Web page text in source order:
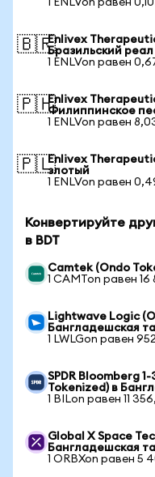
1 ENLVon равен
🇧🇷Enlivex
Бразильский реал
1 ENLVon равен
🇵🇭Enlivex
Филиппинское
1 ENLVon равен
🇵🇱Enlivex
злотый
1 ENLVon равен
Конвертируйте
в BDT
Camtek (Ondo
1 CAMTon равен 16
Lightwave Logic
Бангладешская
1 LWLGon равен
SPDR Bloomberg
Tokenized) в
1 BILon равен 11
Global X Space
Бангладешская
1 ORBXon равен 5